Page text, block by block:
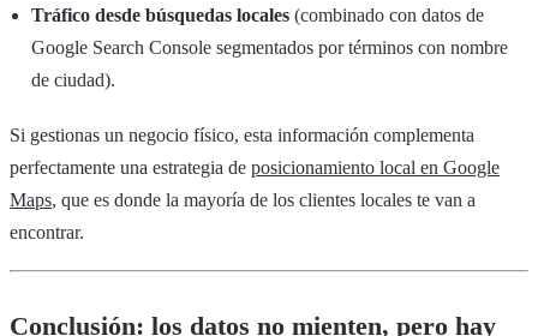
Tráfico desde búsquedas locales (combinado con datos de
Google Search Console segmentados por términos con nombre
de ciudad).
Si gestionas un negocio físico, esta información complementa
perfectamente una estrategia de posicionamiento local en Google
Maps, que es donde la mayoría de los clientes locales te van a
encontrar.
Conclusión: los datos no mienten, pero hay